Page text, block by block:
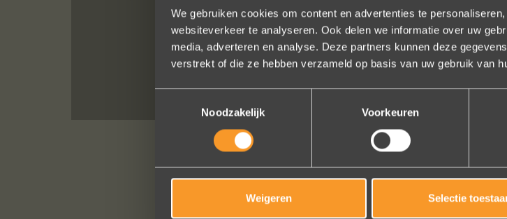
We gebruiken cookies om content en advertenties te
websiteverkeer te analyseren. Ook delen we informatie over uw
media, adverteren en analyse. Deze partners kunnen deze
verstrekt of die ze hebben verzameld op basis van uw gebruik van
Noodzakelijk
Voorkeuren
Weigeren Selectie
ringen gekeken, we zijn naar veel winkels geweest en
zijn uniek, goed gemaakt
Jak Wonderly
Bekijk al onze